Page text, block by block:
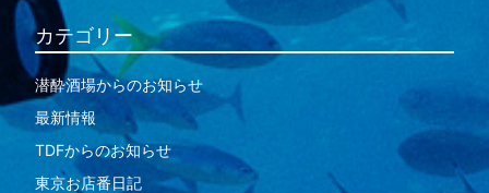
カテゴリー
潜酔酒場からのお知らせ
最新情報
TDFからのお知らせ
東京お店番日記